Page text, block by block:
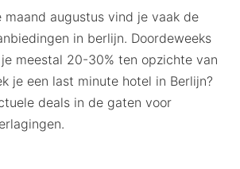
maand augustus vind je vaak de
in berlijn. Doordeweeks
meestal 20-30% ten opzichte van
je een last minute hotel in Berlijn?
deals in de gaten voor